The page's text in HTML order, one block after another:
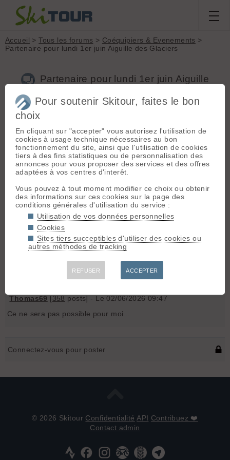
Accueil >Tous les forums > Coéquipiers & Evenements >
Partenaire pour lundi 1er juin Aiguille des Glaciers
Partenaire pour lundi 1er juin Aiguille
Thomas69 [358posts] - Le 30/05/2026 09:54
Bonjour,
Je cherche un ou des partenaires pour faire le Dôme de
l'Aiguille des Glaciers pour clôturer la saison.
Je suis ouvert sur une autre idée.
Merci
charnay[46posts] - Le 02/06/2026 08:29
Conditions à vérifier...
Thomas69 [358 posts] - Le 02/06/2026 09:47
Ce ne sera pas possible pour moi...
Connectez-vous pour poster
© 2026 Skitour Confidentialité API Contribuez ❤️
Contact admin
Pour soutenir Skitour, faites le bon
choix
En cliquant sur "accepter" vous autorisez l'utilisation de
cookies à usage technique nécessaires au bon
fonctionnement du site, ainsi que l'utilisation de cookies
tiers à des fins statistiques ou de personnalisation des
annonces pour vous proposer des services et des offres
adaptées à vos centres d'interêt.
Vous pouvez à tout moment modifier ce choix ou obtenir
des informations sur ces cookies sur la page des
conditions générales d'utilisation du service :
Utilisation de vos données personnelles
Cookies
Sites tiers succeptibles d'utiliser des cookies ou
autres méthodes de tracking
REFUSER ACCEPTER